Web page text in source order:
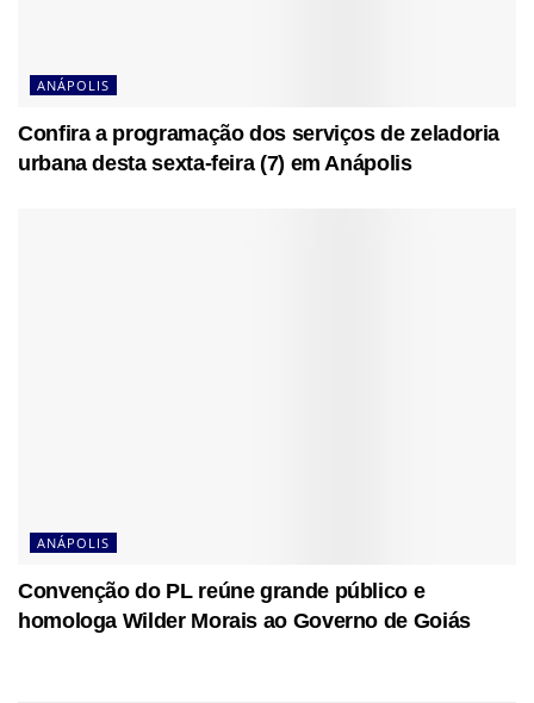
ANÁPOLIS
Confira a programação dos serviços de zeladoria
urbana desta sexta-feira (7) em Anápolis
ANÁPOLIS
Convenção do PL reúne grande público e
homologa Wilder Morais ao Governo de Goiás